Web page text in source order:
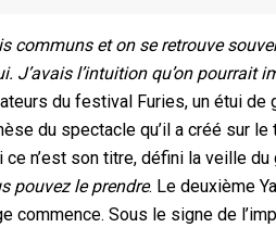
communs et on se retrouve
J’avais l’intuition qu’on pourrait
du festival Furies, un étui de
du spectacle qu’il a créé sur
n’est son titre, défini la veille du
pouvez le prendre. Le deuxième
commence. Sous le signe de